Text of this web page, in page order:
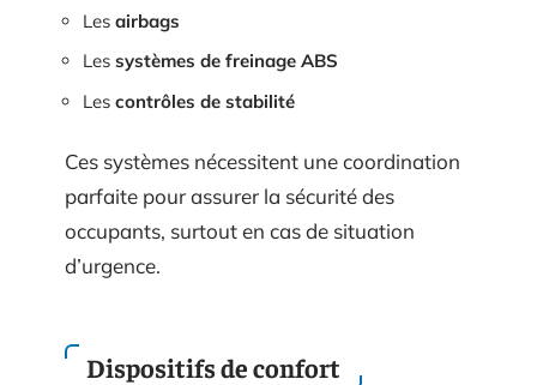
Les airbags
Les systèmes de freinage ABS
Les contrôles de stabilité
Ces systèmes nécessitent une coordination
parfaite pour assurer la sécurité des
occupants, surtout en cas de situation
d’urgence.
Dispositifs de confort